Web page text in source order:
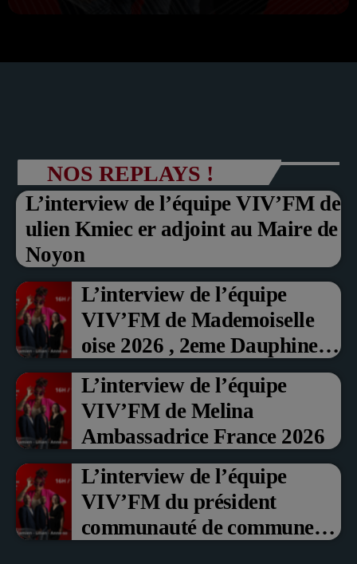
NOS REPLAYS !
L’interview de l’équipe VIV’FM de
ulien Kmiec er adjoint au Maire de
Noyon
L’interview de l’équipe
VIV’FM de Mademoiselle
oise 2026 , 2eme Dauphine et
Prix du Public , Marche aux
fruits rouge Noyon 2026
L’interview de l’équipe
VIV’FM de Melina
Ambassadrice France 2026
L’interview de l’équipe
VIV’FM du président
communauté de communes